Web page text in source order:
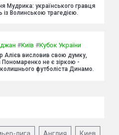
Мудрика: українського гравця
із Волинською трагедією.
#Київ #Кубок України
Алієв висловив свою думку,
не є зіркою -
футболіста Динамо.